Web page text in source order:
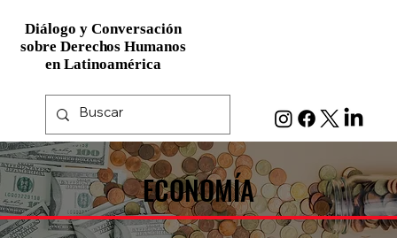
Diálogo y Conversación
sobre Derechos Humanos
en Latinoamérica
Diálogo y Conversación
sobre Derechos Humanos
en Latinoamérica
ECONOMÍA
ECONOMÍA